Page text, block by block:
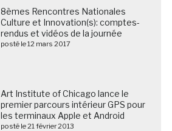
8èmes Rencontres Nationales
Culture et Innovation(s): comptes-
rendus et vidéos de la journée
posté le 12 mars 2017
Art Institute of Chicago lance le
premier parcours intérieur GPS pour
les terminaux Apple et Android
posté le 21 février 2013